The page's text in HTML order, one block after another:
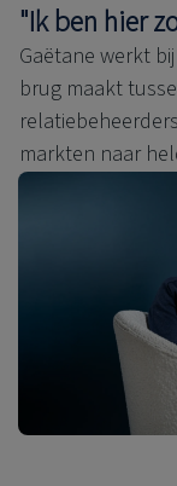
"Ik ben hier
Gaëtane werkt
brug maakt
markten naar